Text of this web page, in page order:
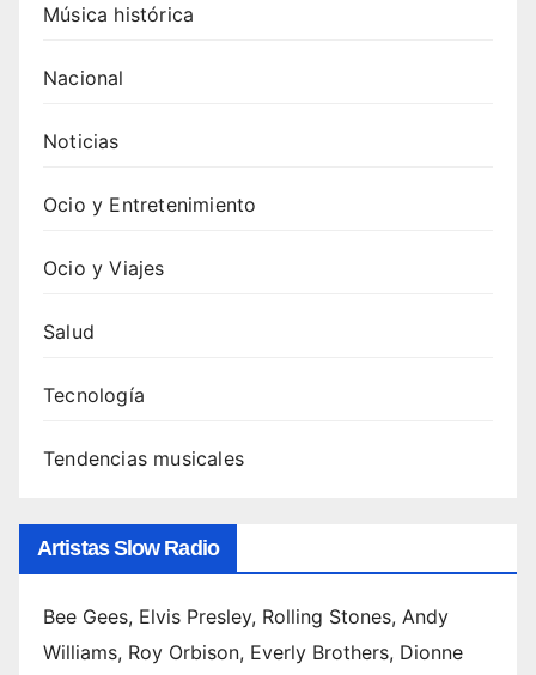
Música histórica
Nacional
Noticias
Ocio y Entretenimiento
Ocio y Viajes
Salud
Tecnología
Tendencias musicales
Artistas Slow Radio
Bee Gees, Elvis Presley, Rolling Stones, Andy
Williams, Roy Orbison, Everly Brothers, Dionne